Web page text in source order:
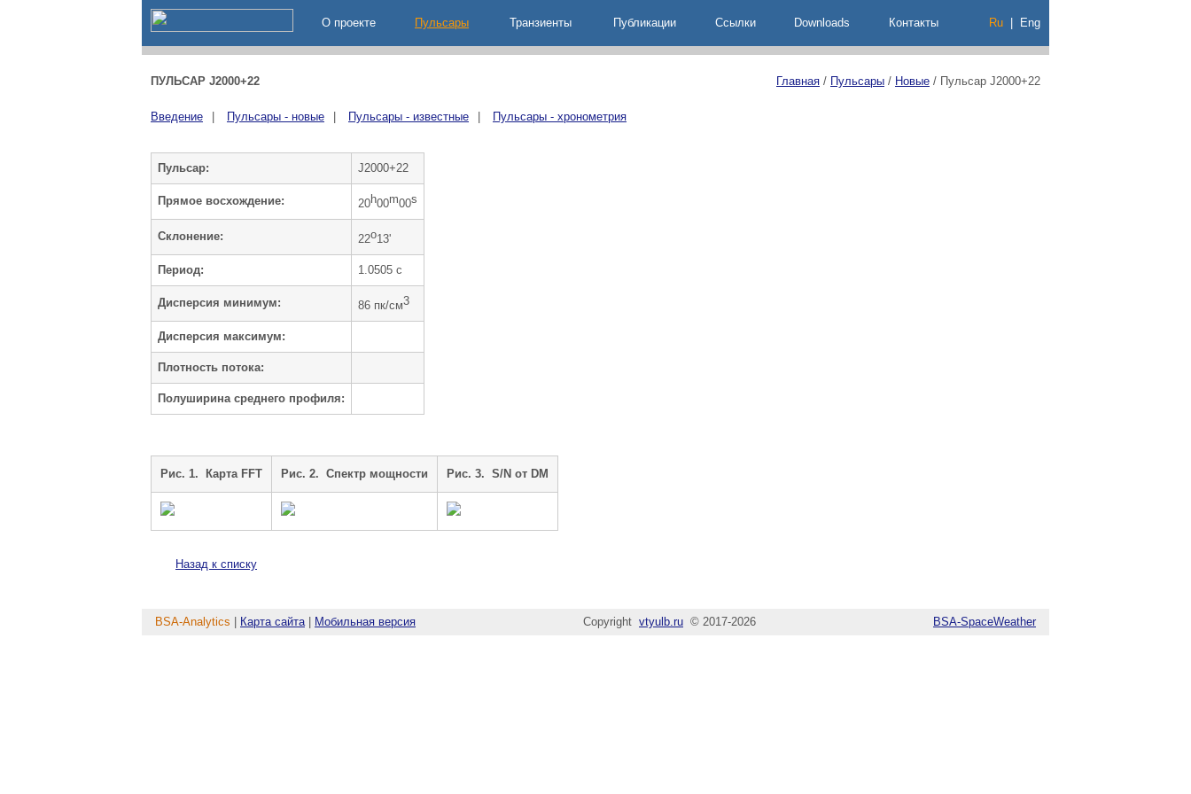
О проекте Пульсары Транзиенты Публикации Ccылки Downloads Контакты Ru Eng
ПУЛЬСАР J2000+22 Главная / Пульсары / Новые / Пульсар J2000+22
Введение Пульсары - новые Пульсары - известные Пульсары - хронометрия
Пульсар: J2000+22
Прямое восхождение: 20h00m00s
Cклонение: 22o13'
Период: 1.0505 c
Дисперсия минимум: 86 пк/см3
Дисперсия максимум:
Плотность потока:
Полуширина среднего профиля:
Рис. 1. Карта FFT Рис. 2. Cпектр мощности Рис. 3. S/N от DM
Назад к списку
BSA-Analytics Карта сайта| Мобильная версия Copyright vtyulb.ru © 2017-2026 BSA-SpaceWeather